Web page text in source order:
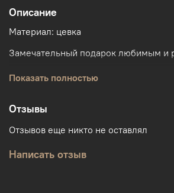
Описание
Материал: цевка
Замечательный подарок любимым и
Бренд Легенды Сибири
Показать полностью
Отзывы
Отзывов еще никто не оставлял
Написать отзыв